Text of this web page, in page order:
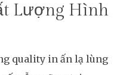
Lượng Hình
quality in ấn lạ lùng